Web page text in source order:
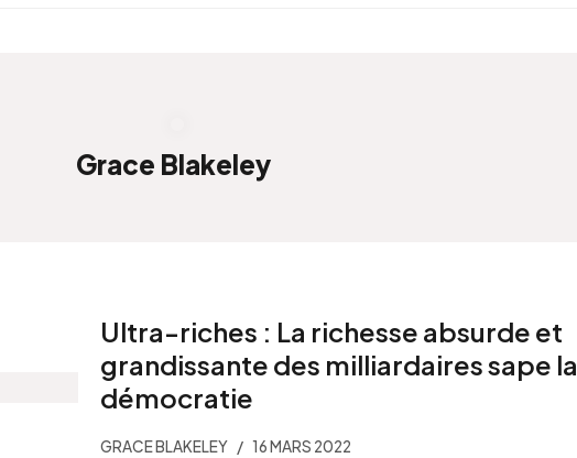
Grace Blakeley
Ultra-riches : La richesse absurde et
grandissante des milliardaires sape la
démocratie
GRACE BLAKELEY 16 MARS 2022